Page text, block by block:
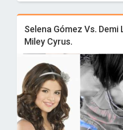
Selena Gómez Vs. Demi
Miley Cyrus.